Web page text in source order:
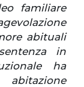
familiare
abituali
in
ha